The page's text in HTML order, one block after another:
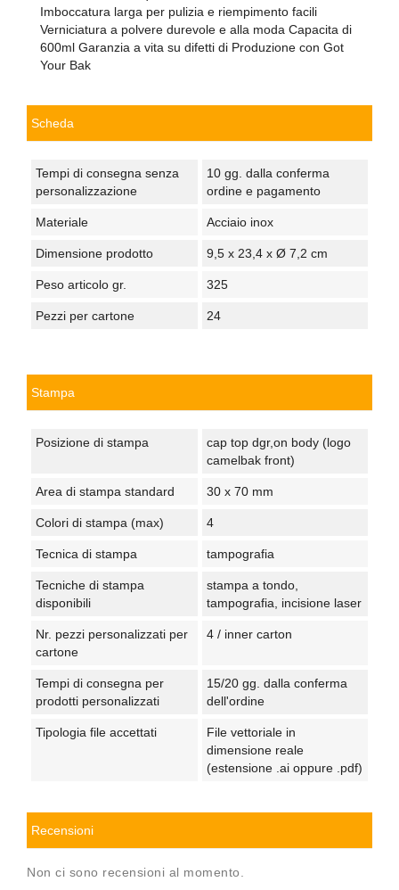
Imboccatura larga per pulizia e riempimento facili
Verniciatura a polvere durevole e alla moda Capacita di
600ml Garanzia a vita su difetti di Produzione con Got
Your Bak
Scheda
Tempi di consegna senza
personalizzazione
10 gg. dalla conferma
ordine e pagamento
Materiale Acciaio inox
Dimensione prodotto 9,5 x 23,4 x Ø 7,2 cm
Peso articolo gr. 325
Pezzi per cartone 24
Stampa
Posizione di stampa
cap top dgr,on body (logo
camelbak front)
Area di stampa standard 30 x 70 mm
Colori di stampa (max) 4
Tecnica di stampa tampografia
Tecniche di stampa
disponibili
stampa a tondo,
tampografia, incisione laser
Nr. pezzi personalizzati per
cartone
4 / inner carton
Tempi di consegna per
prodotti personalizzati
15/20 gg. dalla conferma
dell'ordine
Tipologia file accettati
File vettoriale in
dimensione reale
(estensione .ai oppure .pdf)
Recensioni
Non ci sono recensioni al momento.